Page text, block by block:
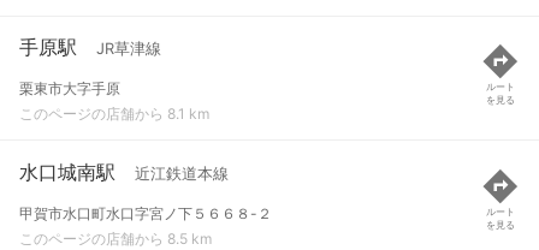
手原駅 JR草津線
栗東市大字手原
このページの店舗から 8.1 km
ルート
を見る
水口城南駅 近江鉄道本線
甲賀市水口町水口字宮ノ下５６６８-２
このページの店舗から 8.5 km
ルート
を見る